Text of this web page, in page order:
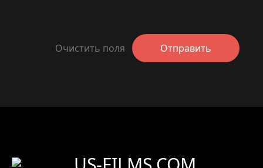
Очистить поля Отправить